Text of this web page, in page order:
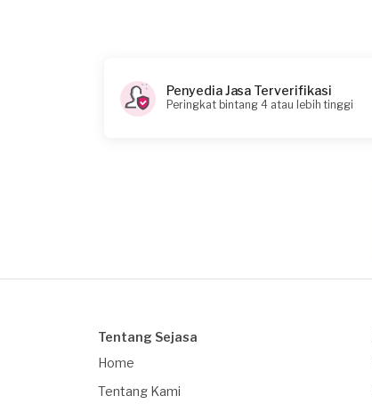
Penyedia Jasa Terverifikasi
Peringkat bintang 4 atau lebih tinggi
Tentang Sejasa
Home
Tentang Kami